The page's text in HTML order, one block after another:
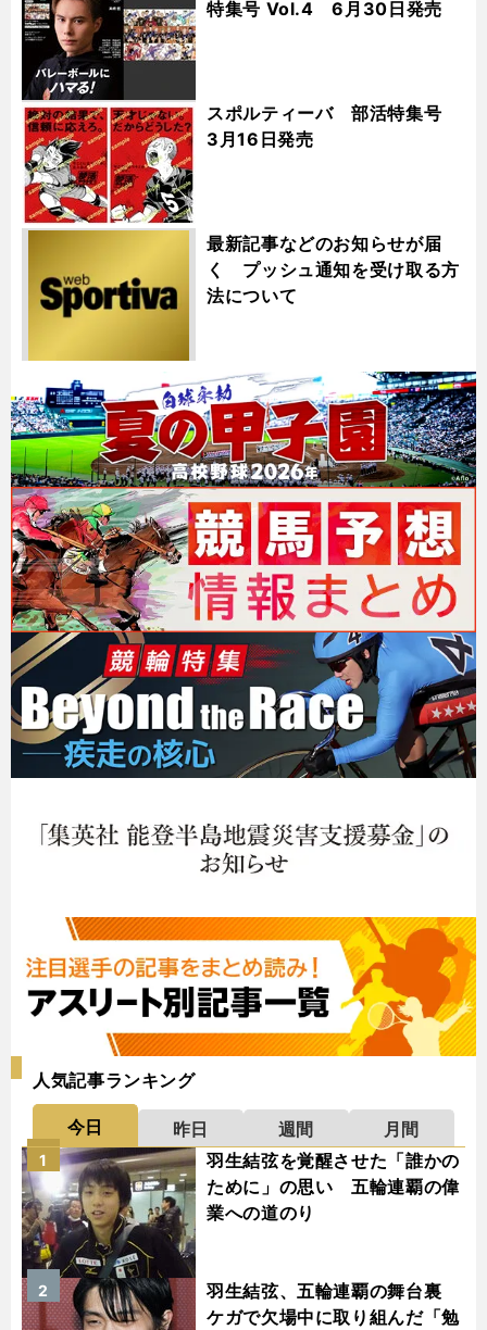
特集号 Vol.4 6月30日発売
スポルティーバ 部活特集号
3月16日発売
最新記事などのお知らせが届
く プッシュ通知を受け取る方
法について
人気記事ランキング
今日 昨日 週間
月間
羽生結弦を覚醒させた「誰かの
ために」の思い 五輪連覇の偉
業への道のり
1
羽生結弦、五輪連覇の舞台裏
ケガで欠場中に取り組んだ「勉
2